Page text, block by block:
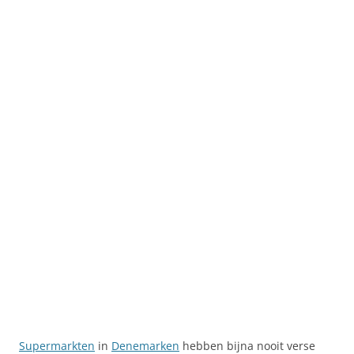
Supermarkten in Denemarken hebben bijna nooit verse